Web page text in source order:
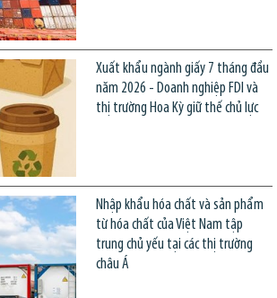
Xuất khẩu ngành giấy 7 tháng đầu
năm 2026 - Doanh nghiệp FDI và
thị trường Hoa Kỳ giữ thế chủ lực
Nhập khẩu hóa chất và sản phẩm
từ hóa chất của Việt Nam tập
trung chủ yếu tại các thị trường
châu Á